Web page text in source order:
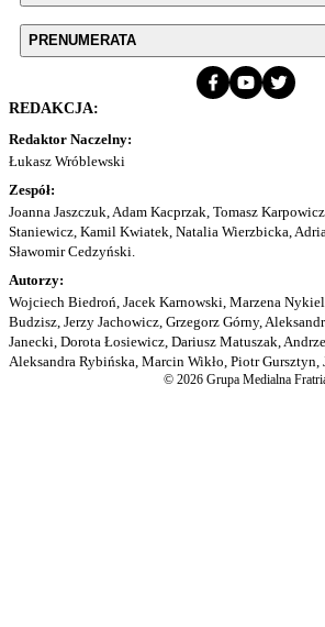
PRENUMERATA
REDAKCJA:
Redaktor Naczelny:
Łukasz Wróblewski
Zespół:
Joanna Jaszczuk, Adam Kacprzak, Tomasz
Staniewicz, Kamil Kwiatek, Natalia Wierzbicka,
Sławomir Cedzyński.
Autorzy:
Wojciech Biedroń, Jacek Karnowski, Marzena
Budzisz, Jerzy Jachowicz, Grzegorz Górny,
Janecki, Dorota Łosiewicz, Dariusz Matuszak,
Aleksandra Rybińska, Marcin Wikło, Piotr Gursztyn,
© 2026 Grupa Medialna